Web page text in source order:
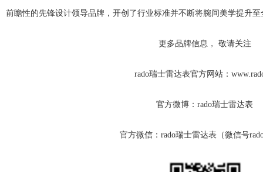
前瞻性的先锋设计领导品牌，开创了行业标准并不断将腕间美学提升至
更多品牌信息， 敬请关注
rado瑞士雷达表官方网站：
官方微博：rado瑞士雷达表
官方微信：rado瑞士雷达表（微信号